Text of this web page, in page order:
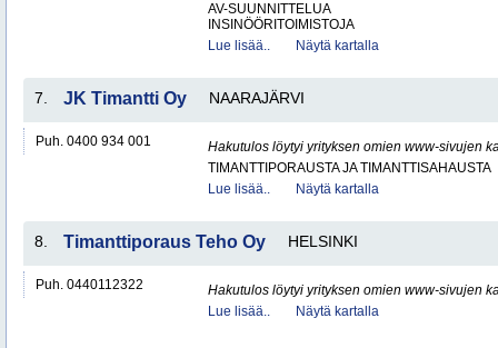
AV-SUUNNITTELUA
INSINÖÖRITOIMISTOJA
Lue lisää..
Näytä kartalla
7. JK Timantti Oy NAARAJÄRVI
Puh. 0400 934 001
Hakutulos löytyi yrityksen omien www-sivujen
TIMANTTIPORAUSTA JA TIMANTTISAHAUSTA
Lue lisää..
Näytä kartalla
8. Timanttiporaus Teho Oy HELSINKI
Puh. 0440112322
Hakutulos löytyi yrityksen omien www-sivujen
Lue lisää..
Näytä kartalla